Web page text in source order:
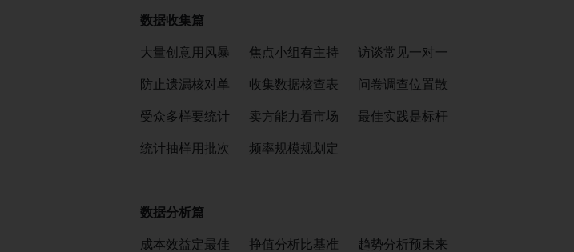
数据收集篇
大量创意用风暴 焦点小组有主持 访谈常见一对一
防止遗漏核对单 收集数据核查表 问卷调查位置散
受众多样要统计 卖方能力看市场 最佳实践是标杆
统计抽样用批次 频率规模规划定
数据分析篇
成本效益定最佳 挣值分析比基准 趋势分析预未来